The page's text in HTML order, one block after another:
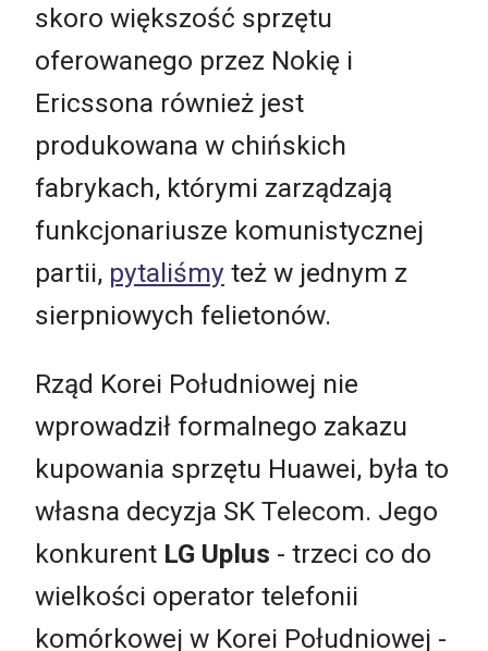
skoro większość sprzętu
oferowanego przez Nokię i
Ericssona również jest
produkowana w chińskich
fabrykach, którymi zarządzają
funkcjonariusze komunistycznej
partii, pytaliśmy też w jednym z
sierpniowych felietonów.
Rząd Korei Południowej nie
wprowadził formalnego zakazu
kupowania sprzętu Huawei, była to
własna decyzja SK Telecom. Jego
konkurent LG Uplus - trzeci co do
wielkości operator telefonii
komórkowej w Korei Południowej -